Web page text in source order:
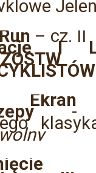
– cz. II
I
Ekran
-